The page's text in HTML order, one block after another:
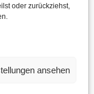
oder zurückziehst,
ansehen